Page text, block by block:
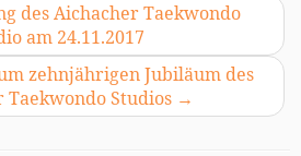
des Aichacher Taekwondo
am 24.11.2017
zehnjährigen Jubiläum des
Taekwondo Studios →